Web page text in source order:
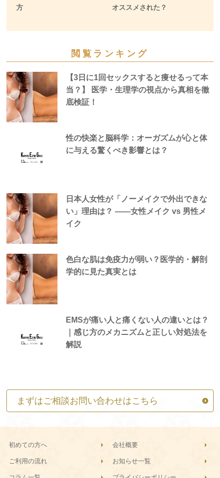
方
オススメされた？
閲覧ランキング
【3日に1回セックスすると痩せるって本
当？】 医学・生理学の視点から真相を徹
底検証！
性の快楽と脳科学：オーガズムが心と体
に与える驚くべき影響とは？
日本人女性が「ノーメイクで外出できな
い」理由は？ —―女性メイク vs 男性メ
イク
色白な肌は免疫力が弱い？医学的・解剖
学的に見た真実とは
EMSが痛い人と痛くない人の違いとは？
｜感じ方のメカニズムと正しい対処法を
解説
まずはご相談お問い合わせはこちら
初めての方へ 会社概要
ご利用の流れ お知らせ一覧